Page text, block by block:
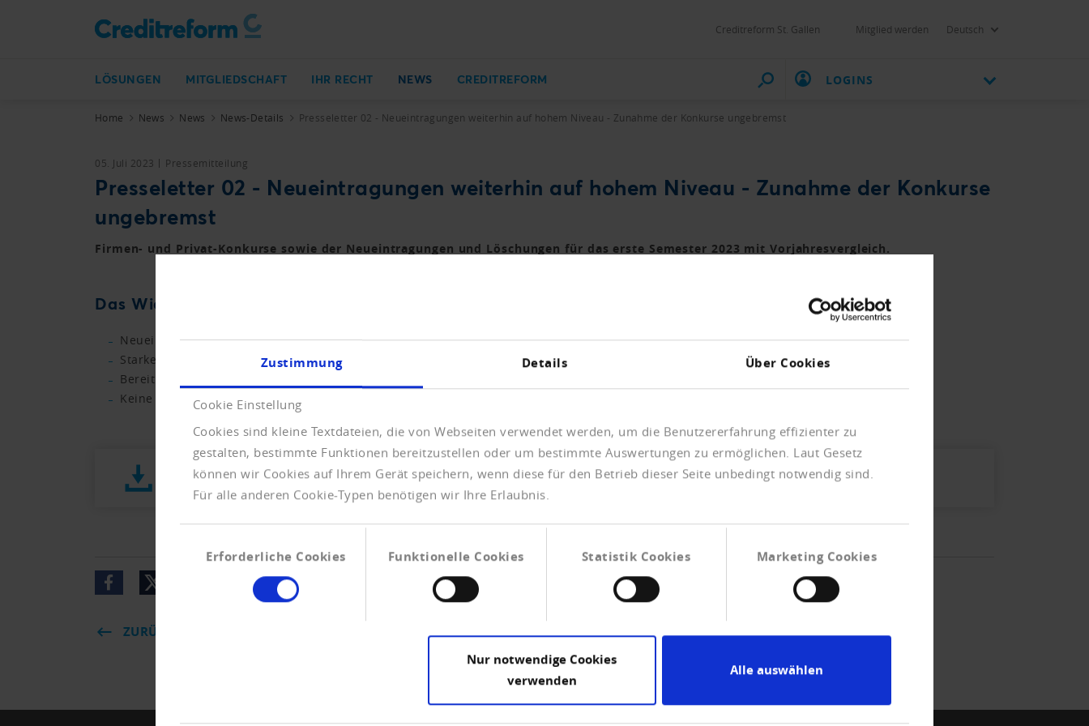
Zustimmung Details Über Cookies
Cookie Einstellung
Cookies sind kleine Textdateien, die von Webseiten verwendet werden, um die Benutzererfahrung effizienter zu
gestalten, bestimmte Funktionen bereitzustellen oder um bestimmte Auswertungen zu ermöglichen. Laut Gesetz
können wir Cookies auf Ihrem Gerät speichern, wenn diese für den Betrieb dieser Seite unbedingt notwendig sind.
Für alle anderen Cookie-Typen benötigen wir Ihre Erlaubnis.
Erforderliche Cookies Funktionelle Cookies Statistik Cookies Marketing Cookies
Nur notwendige Cookies
verwenden
Alle auswählen
Creditreform St. Gallen Mitglied werden Deutsch
LÖSUNGEN MITGLIEDSCHAFT IHR RECHT NEWS CREDITREFORM LOGINS
Home News News News-Details Presseletter 02 - Neueintragungen weiterhin auf hohem Niveau - Zunahme der Konkurse ungebremst
05. Juli 2023 Pressemitteilung
Presseletter 02 - Neueintragungen weiterhin auf hohem Niveau - Zunahme der Konkurse
ungebremst
Firmen- und Privat-Konkurse sowie der Neueintragungen und Löschungen für das erste Semester 2023 mit Vorjahresvergleich.
Das Wichtigste in Kürze.
Neueintragungen dürften bis Ende Jahr den Wert von 50'000 erneut überschreiten
Starke Zunahme bei den Löschungen führt zu einem tieferen Nettowachstum an Firmen
Bereits über 5'100 Firmenkonkurse im ersten Halbjahr
Keine Trendwende bei den Pleiten in Sicht
Presseletter_2023_02.pdf (571 KB)
ZURÜCK